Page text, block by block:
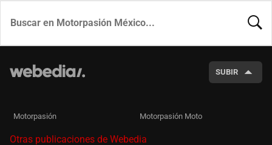
SUBIR
Motorpasión Motorpasión Moto
Otras publicaciones de Webedia